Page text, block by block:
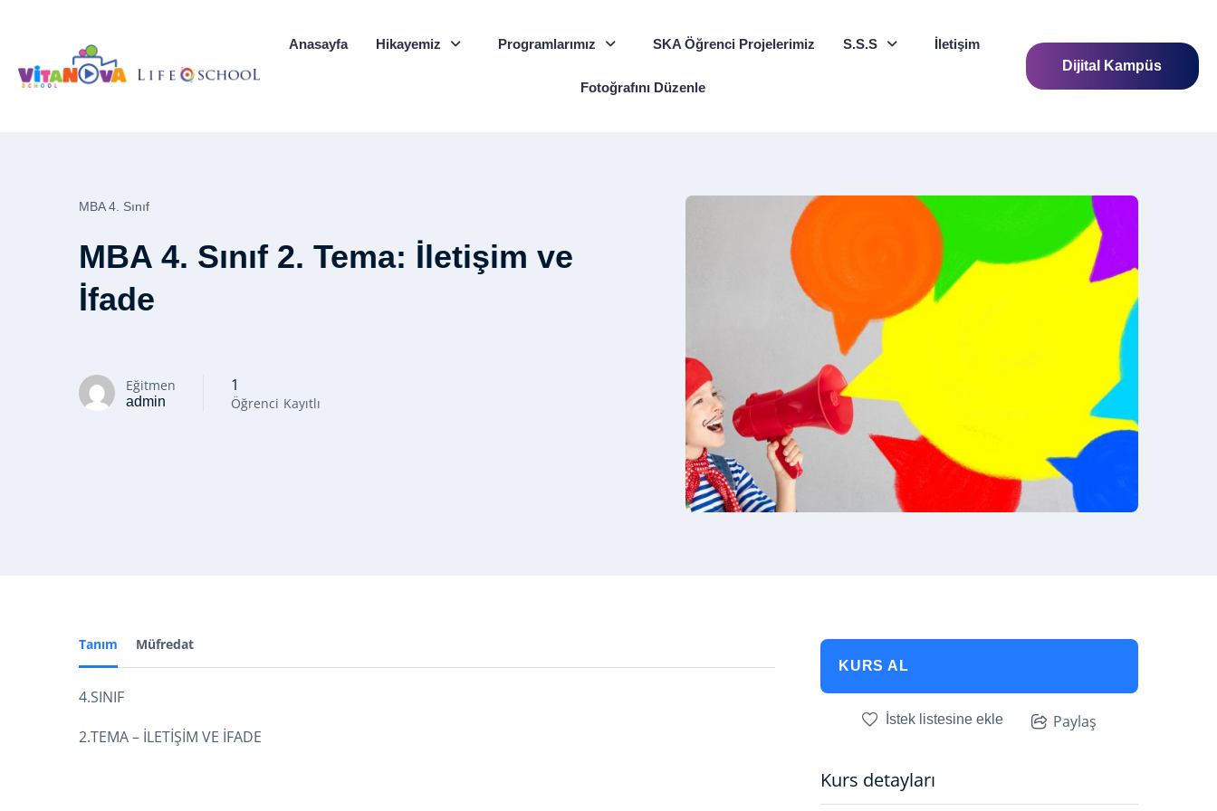
Anasayfa Hikayemiz Programlarımız SKA Öğrenci Projelerimiz S.S.S İletişim
Fotoğrafını Düzenle
Dijital Kampüs
MBA 4. Sınıf
MBA 4. Sınıf 2. Tema: İletişim ve
İfade
Eğitmen
admin
1
Öğrenci Kayıtlı
Tanım Müfredat
4.SINIF
2.TEMA – İLETİŞİM VE İFADE
KURS AL
İstek listesine ekle Paylaş
Kurs detayları